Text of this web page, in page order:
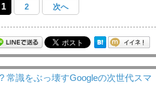
1 2 次へ
常識をぶっ壊すGoogleの次世代スマ